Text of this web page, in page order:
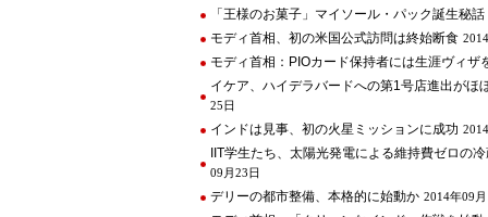
「王様のお菓子」マイソール・パック誕生秘話
モディ首相、初の米国公式訪問は終始断食
モディ首相：PIOカード保持者には生涯ヴィザ
イケア、ハイデラバードへの第1号店進出がほ
25日
インドは見事、初の火星ミッションに成功
IIT学生たち、太陽光発電による維持費ゼロの
09月23日
デリーの都市整備、本格的に始動か 2014年09